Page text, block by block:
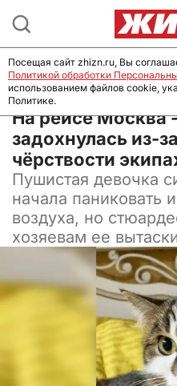
03 июня 2024, 17:00
На рейсе Москва
задохнулась из-
чёрствости
Пушистая девочка
начала паниковать
воздуха, но
хозяевам ее
Посещая сайт zhizn.ru, Вы
Политикой обработки
использованием файлов cookie,
Политике.